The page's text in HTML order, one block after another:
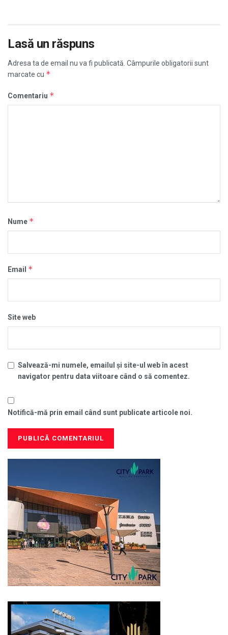
Lasă un răspuns
Adresa ta de email nu va fi publicată. Câmpurile obligatorii sunt
marcate cu *
Comentariu *
Nume *
Email *
Site web
Salvează-mi numele, emailul și site-ul web în acest
navigator pentru data viitoare când o să comentez.
Notifică-mă prin email când sunt publicate articole noi.